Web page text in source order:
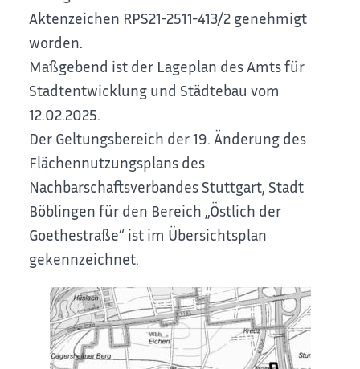
Aktenzeichen RPS21-2511-413/2 genehmigt
worden.
Maßgebend ist der Lageplan des Amts für
Stadtentwicklung und Städtebau vom
12.02.2025.
Der Geltungsbereich der 19. Änderung des
Flächennutzungsplans des
Nachbarschaftsverbandes Stuttgart, Stadt
Böblingen für den Bereich „Östlich der
Goethestraße“ ist im Übersichtsplan
gekennzeichnet.